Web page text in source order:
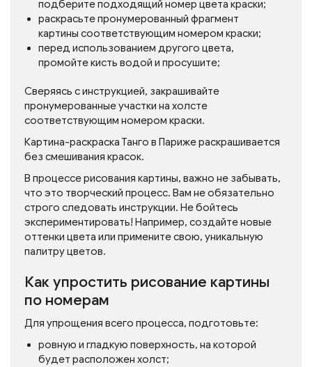
подберите подходящий номер цвета краски;
раскрасьте пронумерованный фрагмент
картины соответствующим номером краски;
перед использованием другого цвета,
промойте кисть водой и просушите;
Сверяясь с инструкцией, закрашивайте
пронумерованные участки на холсте
соответствующим номером краски.
Картина-раскраска Танго в Париже раскрашивается
без смешивания красок.
В процессе рисования картины, важно не забывать,
что это творческий процесс. Вам не обязательно
строго следовать инструкции. Не бойтесь
экспериментировать! Например, создайте новые
оттенки цвета или примените свою, уникальную
палитру цветов.
Как упростить рисование картины
по номерам
Для упрощения всего процесса, подготовьте:
ровную и гладкую поверхность, на которой
будет расположен холст;